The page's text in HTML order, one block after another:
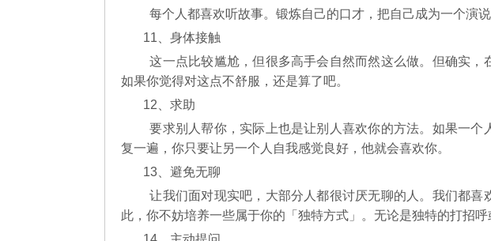
每个人都喜欢听故事。锻炼自己的口才，把自己成为一个演
11、身体接触
这一点比较尴尬，但很多高手会自然而然这么做。但确实，
如果你觉得对这点不舒服，还是算了吧。
12、求助
要求别人帮你，实际上也是让别人喜欢你的方法。如果一个
复一遍，你只要让另一个人自我感觉良好，他就会喜欢你。
13、避免无聊
让我们面对现实吧，大部分人都很讨厌无聊的人。我们都喜
此，你不妨培养一些属于你的「独特方式」。无论是独特的打招呼